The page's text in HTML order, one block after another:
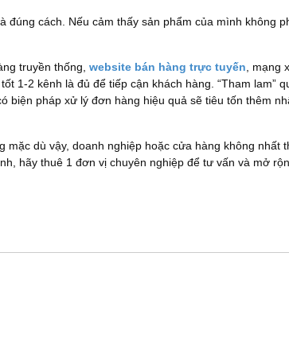
cách. Nếu cảm thấy sản phẩm của mình không
truyền thống, website bán hàng trực tuyến , mạng
1-2 kênh là đủ để tiếp cận khách hàng. “Tham lam”
biện pháp xử lý đơn hàng hiệu quả sẽ tiêu tốn thêm
dù vậy, doanh nghiệp hoặc cửa hàng không nhất
hãy thuê 1 đơn vị chuyên nghiệp để tư vấn và mở